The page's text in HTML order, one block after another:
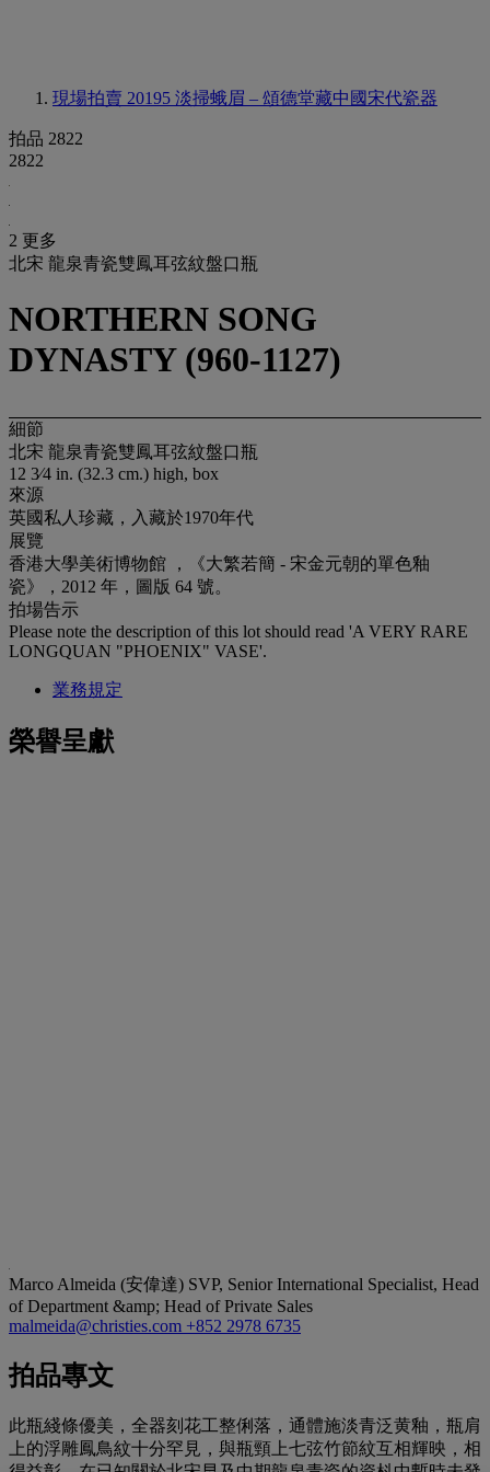
現場拍賣 20195 淡掃蛾眉 – 頌德堂藏中國宋代瓷器
拍品 2822
2822
2 更多
北宋 龍泉青瓷雙鳳耳弦紋盤口瓶
NORTHERN SONG
DYNASTY (960-1127)
細節
北宋 龍泉青瓷雙鳳耳弦紋盤口瓶
12 3⁄4 in. (32.3 cm.) high, box
來源
英國私人珍藏，入藏於1970年代
展覽
香港大學美術博物館 ，《大繁若簡 - 宋金元朝的單色釉
瓷》，2012 年，圖版 64 號。
拍場告示
Please note the description of this lot should read 'A VERY RARE
LONGQUAN "PHOENIX" VASE'.
業務規定
榮譽呈獻
Marco Almeida (安偉達) SVP, Senior International Specialist, Head
of Department &amp; Head of Private Sales
malmeida@christies.com +852 2978 6735
拍品專文
此瓶綫條優美，全器刻花工整俐落，通體施淡青泛黄釉，瓶肩
上的浮雕鳳鳥紋十分罕見，與瓶頸上七弦竹節紋互相輝映，相